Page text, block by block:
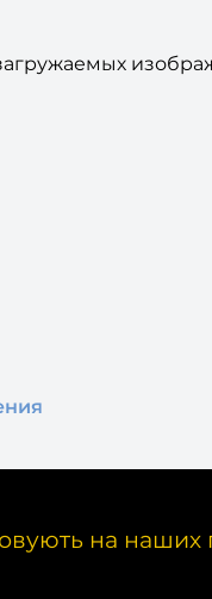
на наших